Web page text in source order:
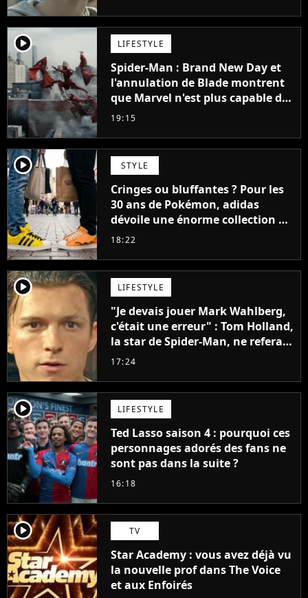
player2 LIFESTYLE
Spider-Man : Brand New Day et
l'annulation de Blade montrent
que Marvel n'est plus capable de
faire quoi que ce soit de simple
19:15
player2 STYLE
Cringes ou bluffantes ? Pour les
30 ans de Pokémon, adidas
dévoile une énorme collection de
sneakers et je ne sais pas quoi en
18:22
player2 LIFESTYLE
"Je devais jouer Mark Wahlberg,
c'était une erreur" : Tom Holland,
la star de Spider-Man, ne referait
pas ce blockbuster
17:24
player2 LIFESTYLE
Ted Lasso saison 4 : pourquoi ces
personnages adorés des fans ne
sont pas dans la suite ?
16:18
player2 TV
Star Academy : vous avez déjà vu
la nouvelle prof dans The Voice
et aux Enfoirés